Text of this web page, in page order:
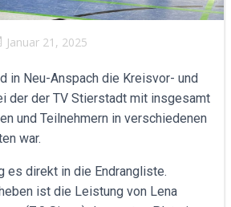
Januar 21, 2025
in Neu-Anspach die Kreisvor- und
der der TV Stierstadt mit insgesamt
und Teilnehmern in verschiedenen
war.
es direkt in die Endrangliste.
ist die Leistung von Lena